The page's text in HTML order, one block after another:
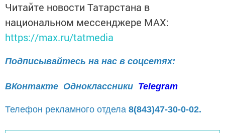
Читайте новости Татарстана в
национальном мессенджере MАХ:
https://max.ru/tatmedia
Подписывайтесь на нас в соцсетях:
ВКонтакте Одноклассники Telegram
Телефон рекламного отдела 8(843)47-30-0-02.